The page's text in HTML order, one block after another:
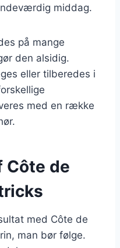
middag.
på mange
den alsidig.
eller tilberedes i
med en række
Côte de
med Côte de
man bør følge.